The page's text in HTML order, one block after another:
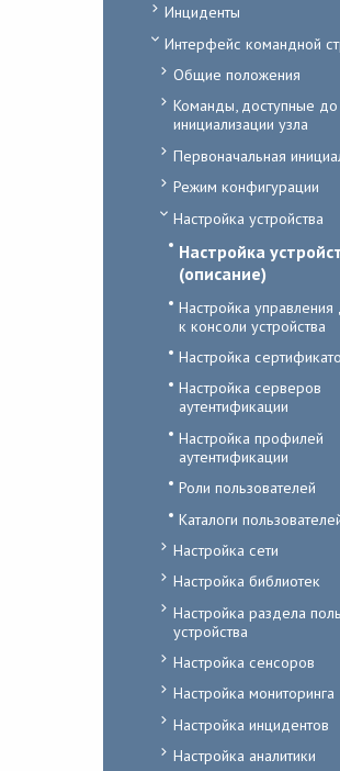
Инциденты
Интерфейс командной
Общие положения
Команды, доступные до
инициализации узла
Первоначальная
Режим конфигурации
Настройка устройства
Настройка
(описание)
Настройка управления
к консоли устройства
Настройка
Настройка серверов
аутентификации
Настройка профилей
аутентификации
Роли пользователей
Каталоги
Настройка сети
Настройка библиотек
Настройка раздела
устройства
Настройка сенсоров
Настройка мониторинга
Настройка инцидентов
Настройка аналитики